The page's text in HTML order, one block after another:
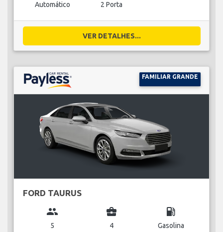
Automático 2 Porta
VER DETALHES...
FAMILIAR GRANDE
FORD TAURUS
group
5
business_center
4
local_gas_station
Gasolina